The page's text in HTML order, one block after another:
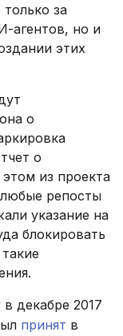
за
агентов, но и
этих
о
о
из проекта
репосты
указание на
блокировать
декабре 2017
принят в